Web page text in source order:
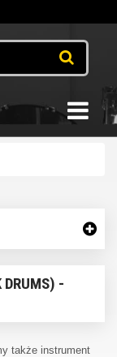
DRUMS) -
także instrument